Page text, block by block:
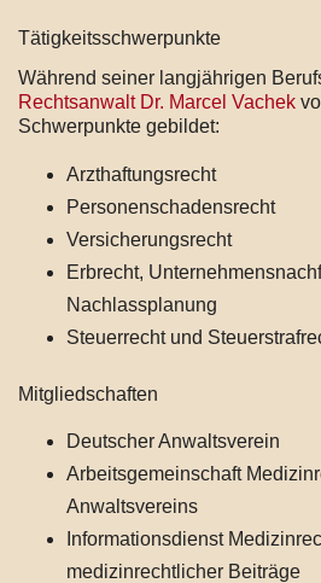
Tätigkeitsschwerpunkte
Während seiner langjährigen
Rechtsanwalt Dr. Marcel Vachek
Schwerpunkte gebildet:
Arzthaftungsrecht
Personenschadensrecht
Versicherungsrecht
Erbrecht,
Nachlassplanung
Steuerrecht und
Mitgliedschaften
Deutscher Anwaltsverein
Arbeitsgemeinschaft
Anwaltsvereins
Informationsdienst
medizinrechtlicher Beiträge